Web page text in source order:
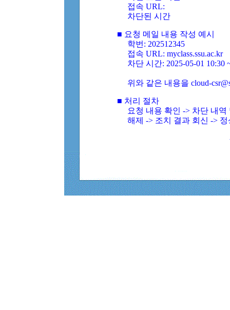
접속 URL:
차단된 시간
■ 요청 메일 내용 작성 예시
학번: 202512345
접속 URL: myclass.ssu.ac.kr
차단 시간: 2025-05-01 10:30
위와 같은 내용을 cloud-
■ 처리 절차
요청 내용 확인 -> 차단 내
해제 -> 조치 결과 회신 ->